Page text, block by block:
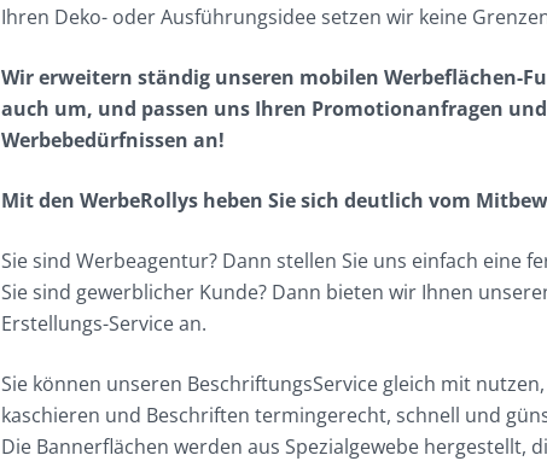
Ihren Deko- oder Ausführungsidee setzen wir keine
Wir erweitern ständig unseren mobilen Werbeflächen-
auch um, und passen uns Ihren Promotionanfragen
Werbebedürfnissen an!
Mit den WerbeRollys heben Sie sich deutlich vom
Sie sind Werbeagentur? Dann stellen Sie uns einfach eine
Sie sind gewerblicher Kunde? Dann bieten wir Ihnen
Erstellungs-Service an.
Sie können unseren BeschriftungsService gleich mit
kaschieren und Beschriften termingerecht, schnell und
Die Bannerflächen werden aus Spezialgewebe hergestellt,